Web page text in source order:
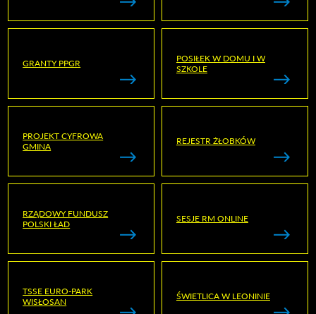
GRANTY PPGR
POSIŁEK W DOMU I W
SZKOLE
PROJEKT CYFROWA
GMINA
REJESTR ŻŁOBKÓW
RZĄDOWY FUNDUSZ
POLSKI ŁAD
SESJE RM ONLINE
TSSE EURO-PARK
WISŁOSAN
ŚWIETLICA W LEONINIE